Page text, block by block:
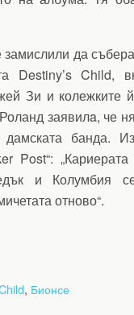
замислили да
Destiny’s Child,
Зи и колежките
заявилa, че
банда.
Post“:
и Колумбия
отново“.
, Бионсе